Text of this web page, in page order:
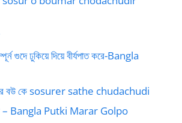
গুদে ঢুকিয়ে দিয়ে বীর্যপাত করে-Bangla
বউ কে sosurer sathe chudachudi
– Bangla Putki Marar Golpo